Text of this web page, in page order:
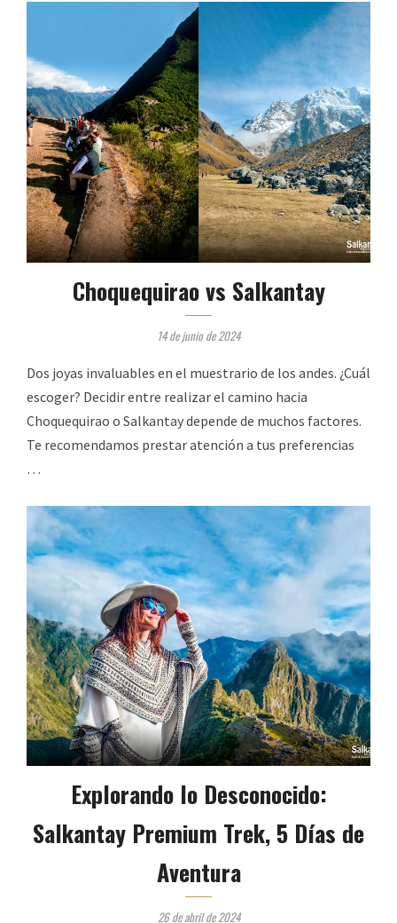
Choquequirao vs Salkantay
14 de junio de 2024
Dos joyas invaluables en el muestrario de los andes. ¿Cuál
escoger? Decidir entre realizar el camino hacia
Choquequirao o Salkantay depende de muchos factores.
Te recomendamos prestar atención a tus preferencias
…
Explorando lo Desconocido:
Salkantay Premium Trek, 5 Días de
Aventura
26 de abril de 2024